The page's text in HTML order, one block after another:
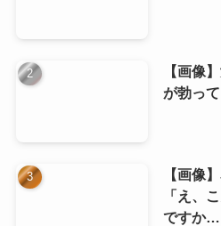
【画像
が勃っ
【画像
「え、
ですか…